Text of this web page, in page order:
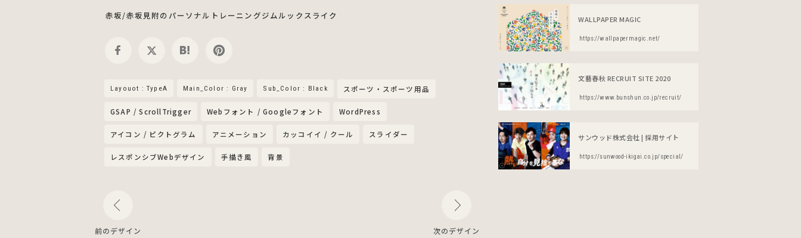
赤坂/赤坂見附のパーソナルトレーニングジムルックスライク
Layouot : TypeA Main_Color : Gray Sub_Color : Black スポーツ・スポーツ用品
GSAP / ScrollTrigger Webフォント / Googleフォント WordPress
アイコン / ピクトグラム アニメーション カッコイイ / クール スライダー
レスポンシブWebデザイン 手描き風 背景
WALLPAPER MAGIC
https://wallpapermagic.net/
文藝春秋 RECRUIT SITE 2020
https://www.bunshun.co.jp/recruit/
サンウッド株式会社 | 採用サイト
https://sunwood-ikigai.co.jp/special/